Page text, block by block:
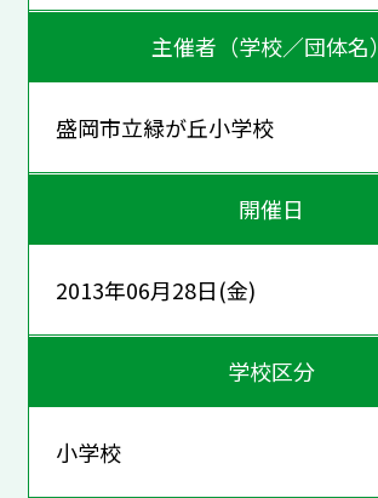
主催者（学校／団体名）
盛岡市立緑が丘小学校
開催日
2013年06月28日(金)
学校区分
小学校